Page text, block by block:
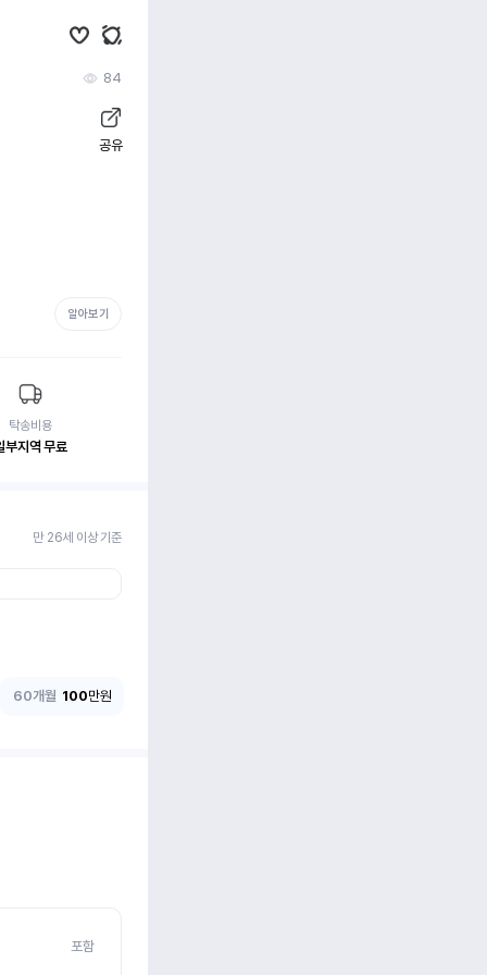
84
공유
알아보기
탁송비용
부지역 무료
만 26세 이상 기준
60개월 100만원
포함